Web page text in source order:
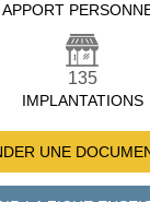
APPORT
135
IMPLANTATIONS
UNE